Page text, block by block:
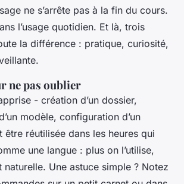
ne s’arrête pas à la fin du cours.
l’usage quotidien. Et là, trois
la différence : pratique, curiosité,
ne pas oublier
- création d’un dossier,
modèle, configuration d’un
réutilisée dans les heures qui
une langue : plus on l’utilise,
naturelle. Une astuce simple ? Notez